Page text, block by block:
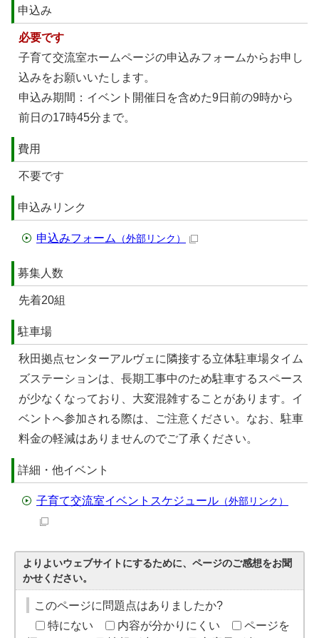
申込み
必要です
子育て交流室ホームページの申込みフォームからお申し
込みをお願いいたします。
申込み期間：イベント開催日を含めた9日前の9時から
前日の17時45分まで。
費用
不要です
申込みリンク
申込みフォーム （外部リンク）
募集人数
先着20組
駐車場
秋田拠点センターアルヴェに隣接する立体駐車場タイム
ズステーションは、長期工事中のため駐車するスペース
が少なくなっており、大変混雑することがあります。イ
ベントへ参加される際は、ご注意ください。なお、駐車
料金の軽減はありませんのでご了承ください。
詳細・他イベント
子育て交流室イベントスケジュール （外部リンク）
よりよいウェブサイトにするために、ページのご感想をお聞
かせください。
このページに問題点はありましたか?
特にない
内容が分かりにくい
ページを